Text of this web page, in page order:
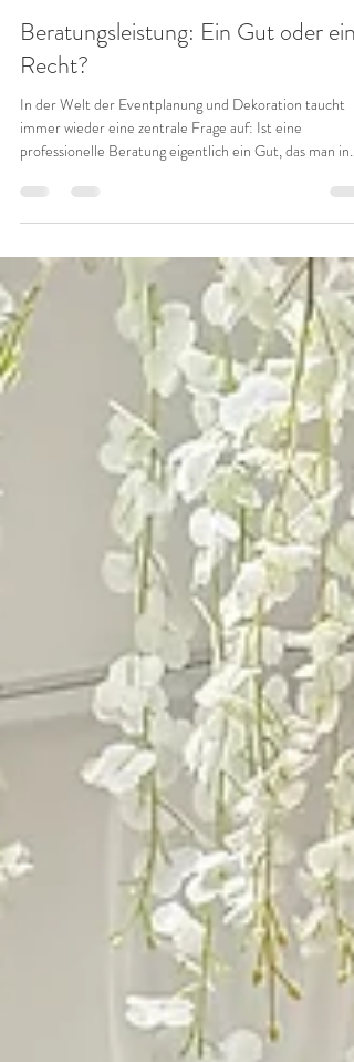
Jasmin und Amina Nayadecor Hodzic
29. Jan.
2 Min. Lesezeit
Beratungsleistung: Ein Gut oder ein
Recht?
In der Welt der Eventplanung und Dekoration taucht
immer wieder eine zentrale Frage auf: Ist eine
professionelle Beratung eigentlich ein Gut, das man in
Anspruch nimmt – oder ein Recht, das jedem zusteht?
Bei Naya Decor glauben wir: Beratung ist beides – aber
vor allem ist sie wertvoll. Unsere Erfahrung zeigt, dass
eine umfassende, ehrliche Beratung der Schlüssel zu
gelungenen Events ist. Doch wie läuft das bei uns ab?
Erstgespräch: Telefonisch oder per Videocall Wir